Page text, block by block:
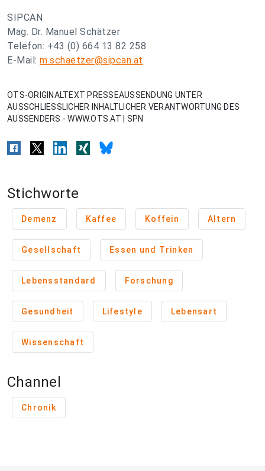
SIPCAN
Mag. Dr. Manuel Schätzer
Telefon: +43 (0) 664 13 82 258
E-Mail: m.schaetzer@sipcan.at
OTS-ORIGINALTEXT PRESSEAUSSENDUNG UNTER
AUSSCHLIESSLICHER INHALTLICHER VERANTWORTUNG DES
AUSSENDERS - WWW.OTS.AT | SPN
Stichworte
Demenz Kaffee Koffein Altern
Gesellschaft Essen und Trinken
Lebensstandard Forschung
Gesundheit Lifestyle Lebensart
Wissenschaft
Channel
Chronik